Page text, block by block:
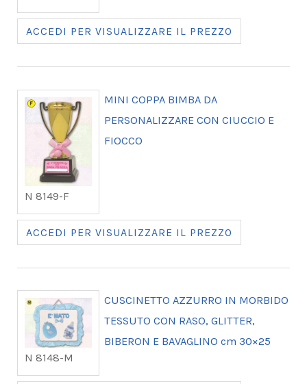
ACCEDI PER VISUALIZZARE IL PREZZO
N 8149-F
MINI COPPA BIMBA DA
PERSONALIZZARE CON CIUCCIO E
FIOCCO
ACCEDI PER VISUALIZZARE IL PREZZO
N 8148-M
CUSCINETTO AZZURRO IN MORBIDO
TESSUTO CON RASO, GLITTER,
BIBERON E BAVAGLINO cm 30×25